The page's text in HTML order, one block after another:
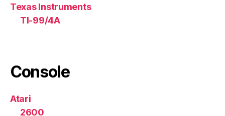
Texas Instruments
TI-99/4A
Console
Atari
2600